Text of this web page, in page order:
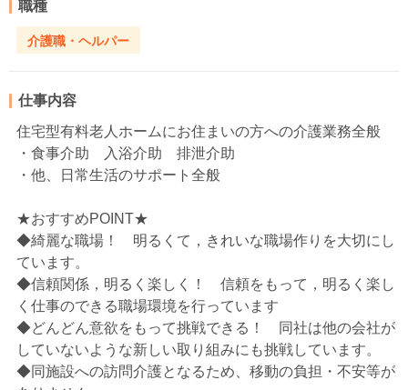
職種
介護職・ヘルパー
仕事内容
住宅型有料老人ホームにお住まいの方への介護業務全般
・食事介助 入浴介助 排泄介助
・他、日常生活のサポート全般
★おすすめPOINT★
◆綺麗な職場！ 明るくて，きれいな職場作りを大切にし
ています。
◆信頼関係，明るく楽しく！ 信頼をもって，明るく楽し
く仕事のできる職場環境を行っています
◆どんどん意欲をもって挑戦できる！ 同社は他の会社が
していないような新しい取り組みにも挑戦しています。
◆同施設への訪問介護となるため、移動の負担・不安等が